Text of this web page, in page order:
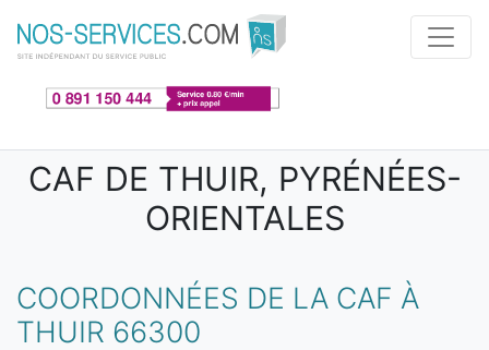
Aller au contenu principal
CAF DE THUIR, PYRÉNÉES-
ORIENTALES
COORDONNÉES DE LA CAF À
THUIR 66300